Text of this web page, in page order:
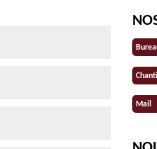
Mail